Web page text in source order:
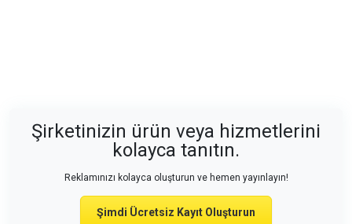
Şirketinizin ürün veya hizmetlerini
kolayca tanıtın.
Reklamınızı kolayca oluşturun ve hemen yayınlayın!
Şimdi Ücretsiz Kayıt Oluşturun